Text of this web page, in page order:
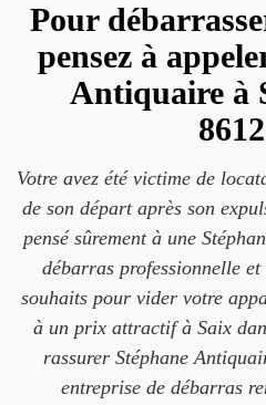
Pour
pensez à
Antiquaire à
Votre avez été victime de
de son départ après son
pensé sûrement à une
débarras professionnelle
souhaits pour vider votre
à un prix attractif à Saix
rassurer Stéphane
entreprise de débarras